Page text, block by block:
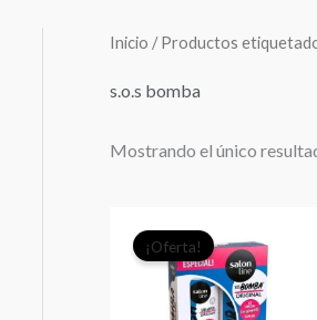
Inicio / Productos
s.o.s bomba
Mostrando el único
¡Oferta! precio
original